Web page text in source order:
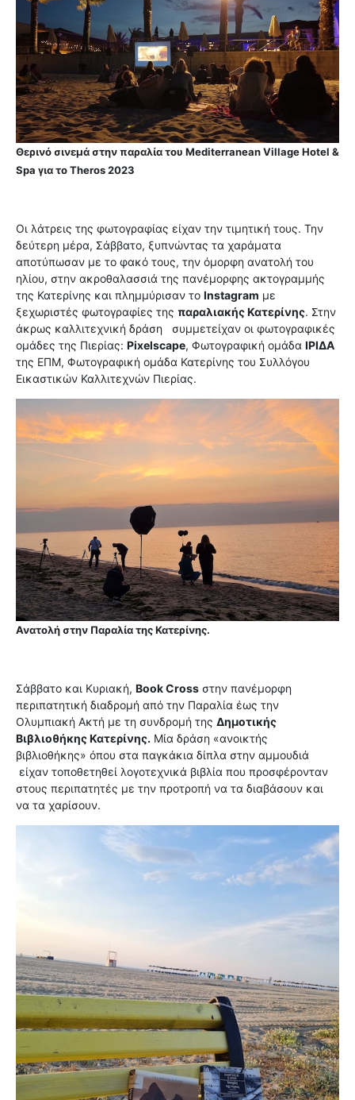
Θερινό σινεμά στην παραλία του Mediterranean Village Hotel &
Spa για το Theros 2023
Οι λάτρεις της φωτογραφίας είχαν την τιμητική τους. Την
δεύτερη μέρα, Σάββατο, ξυπνώντας τα χαράματα
αποτύπωσαν με το φακό τους, την όμορφη ανατολή του
ηλίου, στην ακροθαλασσιά της πανέμορφης ακτογραμμής
της Κατερίνης και πλημμύρισαν το Instagram με
ξεχωριστές φωτογραφίες της παραλιακής Κατερίνης. Στην
άκρως καλλιτεχνική δράση συμμετείχαν οι φωτογραφικές
ομάδες της Πιερίας: Pixelscape, Φωτογραφική ομάδα ΙΡΙΔΑ
της ΕΠΜ, Φωτογραφική ομάδα Κατερίνης του Συλλόγου
Εικαστικών Καλλιτεχνών Πιερίας.
Ανατολή στην Παραλία της Κατερίνης.
Σάββατο και Κυριακή, Book Cross στην πανέμορφη
περιπατητική διαδρομή από την Παραλία έως την
Ολυμπιακή Ακτή με τη συνδρομή της Δημοτικής
Βιβλιοθήκης Κατερίνης. Μία δράση «ανοικτής
βιβλιοθήκης» όπου στα παγκάκια δίπλα στην αμμουδιά
είχαν τοποθετηθεί λογοτεχνικά βιβλία που προσφέρονταν
στους περιπατητές με την προτροπή να τα διαβάσουν και
να τα χαρίσουν.